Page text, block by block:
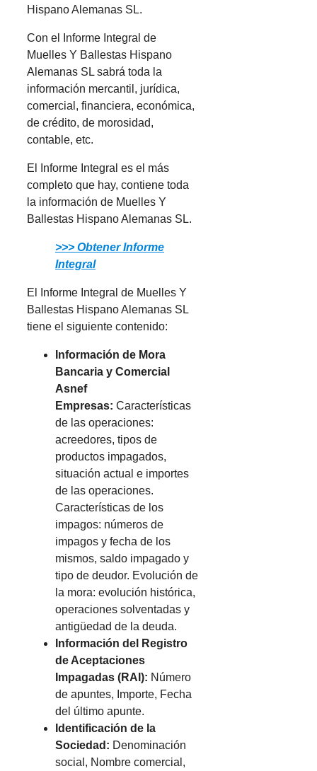
Hispano Alemanas SL.
Con el Informe Integral de
Muelles Y Ballestas Hispano
Alemanas SL sabrá toda la
información mercantil, jurídica,
comercial, financiera, económica,
de crédito, de morosidad,
contable, etc.
El Informe Integral es el más
completo que hay, contiene toda
la información de Muelles Y
Ballestas Hispano Alemanas SL.
>>> Obtener Informe
Integral
El Informe Integral de Muelles Y
Ballestas Hispano Alemanas SL
tiene el siguiente contenido:
Información de Mora
Bancaria y Comercial
Asnef
Empresas: Características
de las operaciones:
acreedores, tipos de
productos impagados,
situación actual e importes
de las operaciones.
Características de los
impagos: números de
impagos y fecha de los
mismos, saldo impagado y
tipo de deudor. Evolución de
la mora: evolución histórica,
operaciones solventadas y
antigüedad de la deuda.
Información del Registro
de Aceptaciones
Impagadas (RAI): Número
de apuntes, Importe, Fecha
del último apunte.
Identificación de la
Sociedad: Denominación
social, Nombre comercial,